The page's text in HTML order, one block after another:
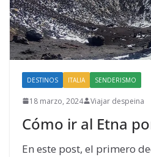
DESTINOS ITALIA SENDERISMO
18 marzo, 2024 Viajar despeina
Cómo ir al Etna
En este post, el primero